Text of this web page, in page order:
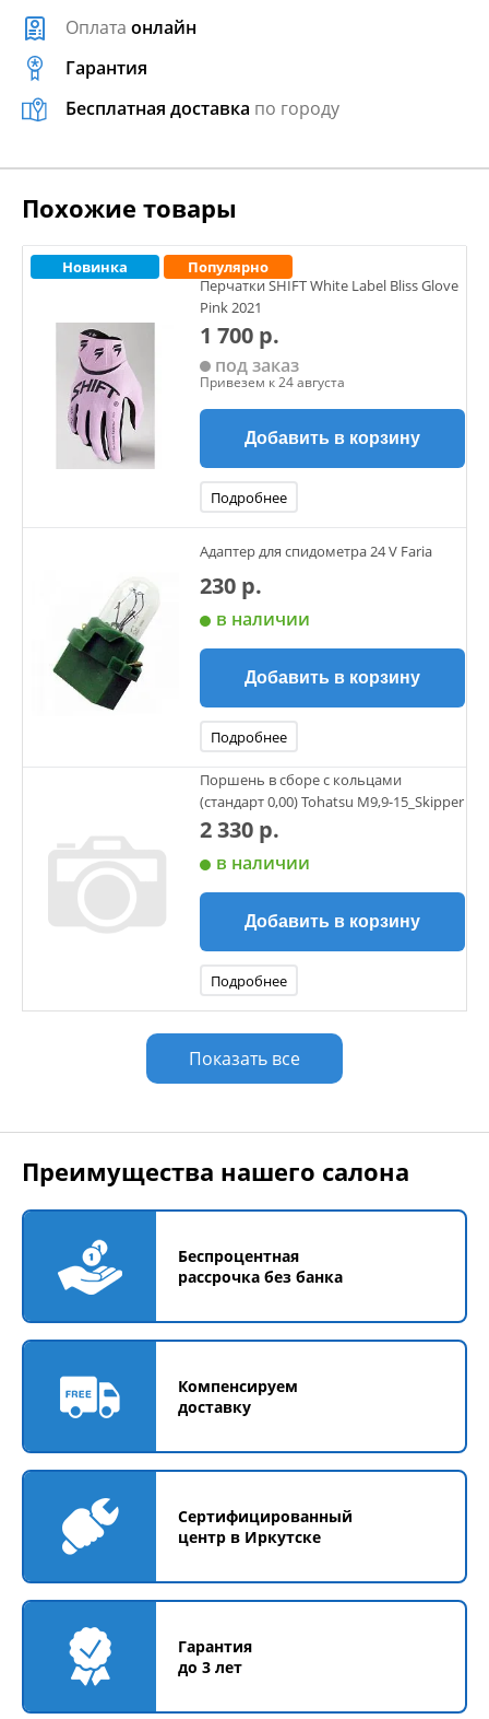
Оплата онлайн
Гарантия
Бесплатная доставка по городу
Похожие товары
Новинка
Популярно
Перчатки SHIFT White Label Bliss Glove
Pink 2021
1 700 р.
под заказ
Привезем к 24 августа
Добавить в корзину
Подробнее
Адаптер для спидометра 24 V Faria
230 р.
в наличии
Добавить в корзину
Подробнее
Поршень в сборе с кольцами
(стандарт 0,00) Tohatsu М9,9-15_Skipper
2 330 р.
в наличии
Добавить в корзину
Подробнее
Показать все
Преимущества нашего салона
Беспроцентная
рассрочка без банка
Компенсируем
доставку
Сертифицированный
центр в Иркутске
Гарантия
до 3 лет